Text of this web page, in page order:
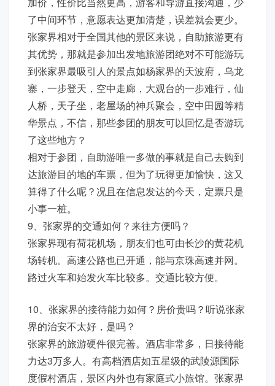
了中间环节，意愿表达更加清楚，误差就会更少。
张家界相对于全国其他的景区来说，自助旅游更有
其优势，那就是参加出发地旅游团绝对不可能游玩
到张家界最吸引人的景点如杨家界的天波府，乌龙
寨，一步登天，空中走廊，大观台的一步难行，仙
人桥，天子坐，老屋场的神兵聚会，空中田园等精
华景点，不信，那些参团的朋友可以回忆是否游玩
了这些地方？
相对于参团，自助游唯一多做的事就是自己去购到
达旅游目的地的车票，但为了玩得更加愉快，这又
算得了什么呢？况且在信息发达的今天，定票只是
小事一桩。
9、张家界的交通如何？来往方便吗？
张家界现有荷花机场，朋友们也可由长沙的黄花机
场转机。高速公路也已开通，能与京珠高速并网。
路过火车和始发火车比较多。交通比较方便。
10、张家界的接待能力如何？房价贵吗？听说张家
界的治安不太好，是吗？
张家界的旅游硬件很完善。酒店非常多，日接待能
力达3万多人。有高档酒店如五星级的武陵源国际
度假村酒店，景区内外也有家庭式小旅馆。张家界